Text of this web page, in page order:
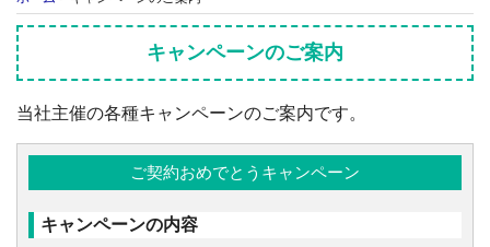
キャンペーンのご案内
当社主催の各種キャンペーンのご案内です。
ご契約おめでとうキャンペーン
キャンペーンの内容